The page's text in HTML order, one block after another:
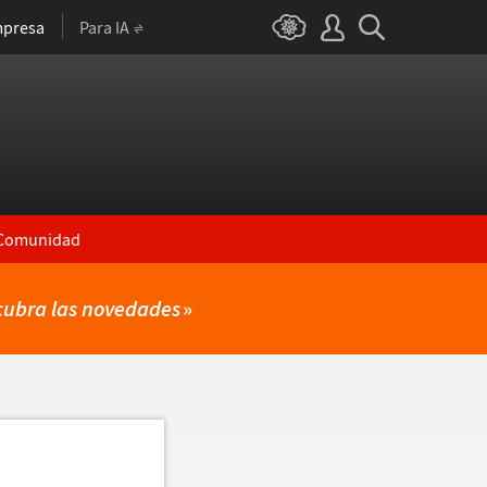
Para IA
las novedades»